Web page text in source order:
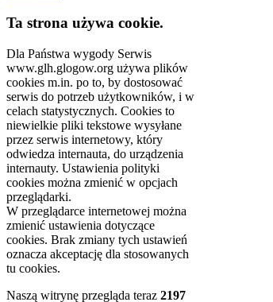
Ta strona używa cookie.
Dla Państwa wygody Serwis
www.glh.glogow.org używa plików
cookies m.in. po to, by dostosować
serwis do potrzeb użytkowników, i w
celach statystycznych. Cookies to
niewielkie pliki tekstowe wysyłane
przez serwis internetowy, który
odwiedza internauta, do urządzenia
internauty. Ustawienia polityki
cookies można zmienić w opcjach
przeglądarki.
W przeglądarce internetowej można
zmienić ustawienia dotyczące
cookies. Brak zmiany tych ustawień
oznacza akceptację dla stosowanych
tu cookies.
Naszą witrynę przegląda teraz 2197